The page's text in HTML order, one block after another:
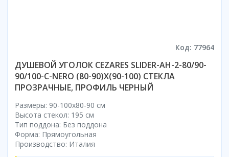
Код: 77964
ДУШЕВОЙ УГОЛОК CEZARES SLIDER-AH-2-80/90-
90/100-C-NERO (80-90)X(90-100) СТЕКЛА
ПРОЗРАЧНЫЕ, ПРОФИЛЬ ЧЕРНЫЙ
Размеры: 90-100x80-90 cм
Высота стекол: 195 см
Тип поддона: Без поддона
Форма: Прямоугольная
Производство: Италия